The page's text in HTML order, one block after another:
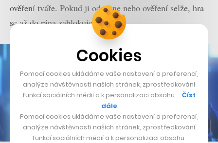
ověření tváře. Pokud ji odmítne nebo ověření selže, hra
se až do rána zablokuje.
Cookies
Pomocí cookies ukládáme vaše nastavení a preferencí,
analýze návštěvnosti našich stránek, zprostředkování
funkcí sociálních médií a k personalizaci obsahu … Číst
dále
Pomocí cookies ukládáme vaše nastavení a preferencí,
analýze návštěvnosti našich stránek, zprostředkování
funkcí sociálních médií a k personalizaci obsahu.